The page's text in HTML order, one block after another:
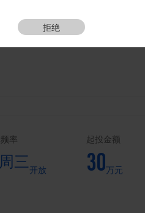
T+1开放 30
率
三开放
起投金额
30万元
拒绝